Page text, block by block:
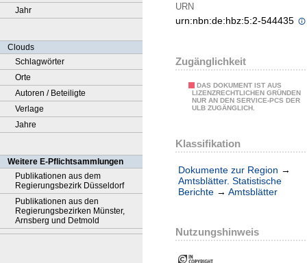
Jahr
Clouds
Schlagwörter
Orte
Autoren / Beteiligte
Verlage
Jahre
Weitere E-Pflichtsammlungen
Publikationen aus dem
Regierungsbezirk Düsseldorf
Publikationen aus den
Regierungsbezirken Münster,
Arnsberg und Detmold
URN
urn:nbn:de:hbz:5:2-544435
Zugänglichkeit
DAS DOKUMENT IST AUS
LIZENZRECHTLICHEN GRÜNDEN
NUR AN DEN SERVICE-PCS DER
ULB ZUGÄNGLICH.
Klassifikation
Dokumente zur Region →
Amtsblätter. Statistische
Berichte → Amtsblätter
Nutzungshinweis